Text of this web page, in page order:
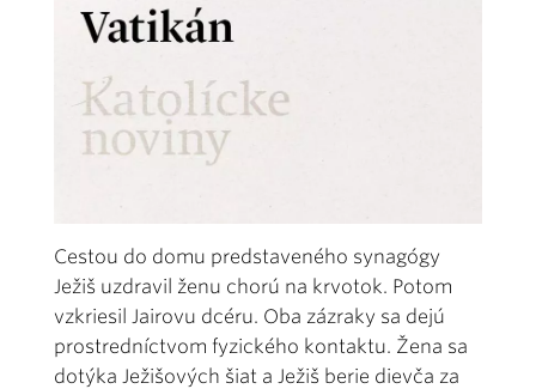
Cestou do domu predstaveného synagógy
Ježiš uzdravil ženu chorú na krvotok. Potom
vzkriesil Jairovu dcéru. Oba zázraky sa dejú
prostredníctvom fyzického kontaktu. Žena sa
dotýka Ježišových šiat a Ježiš berie dievča za